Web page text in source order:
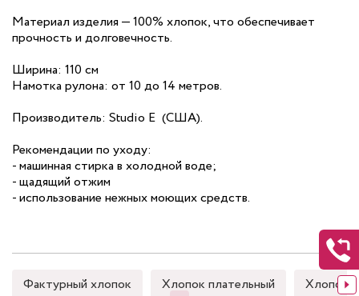
Материал изделия — 100% хлопок, что обеспечивает
прочность и долговечность.
Ширина: 110 см
Намотка рулона: от 10 до 14 метров.
Производитель: Studio E (США).
Рекомендации по уходу:
- машинная стирка в холодной воде;
- щадящий отжим
- использование нежных моющих средств.
Фактурный хлопок Хлопок плательный Хлопок